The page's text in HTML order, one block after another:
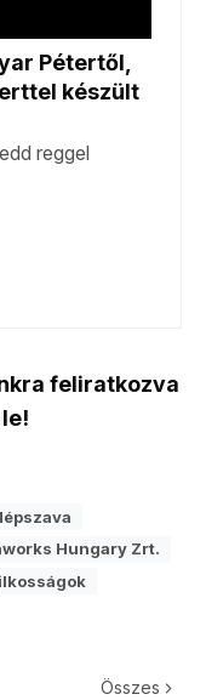
feliratkozva
Hungary Zrt.
Összes